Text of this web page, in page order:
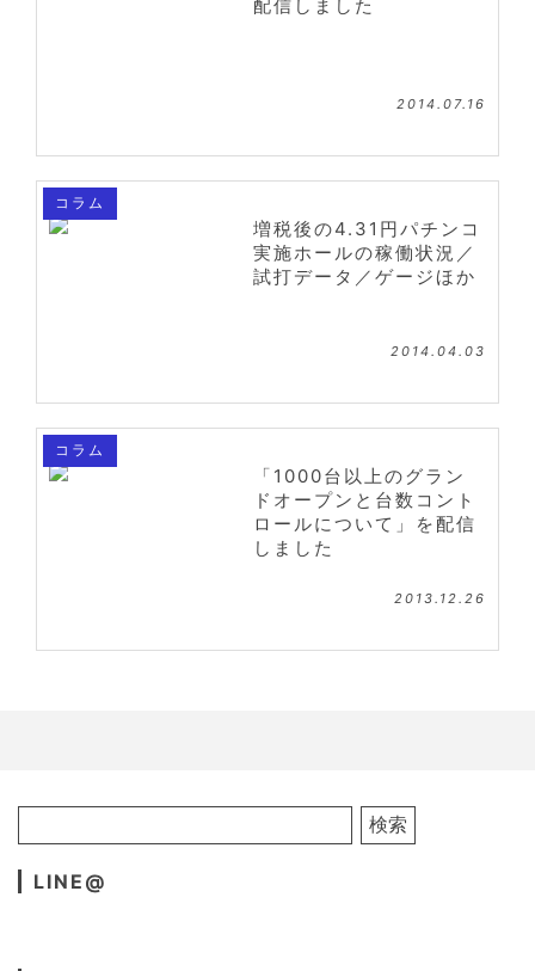
配信しました
2014.07.16
コラム
増税後の4.31円パチンコ
実施ホールの稼働状況／
試打データ／ゲージほか
2014.04.03
コラム
「1000台以上のグラン
ドオープンと台数コント
ロールについて」を配信
しました
2013.12.26
LINE@